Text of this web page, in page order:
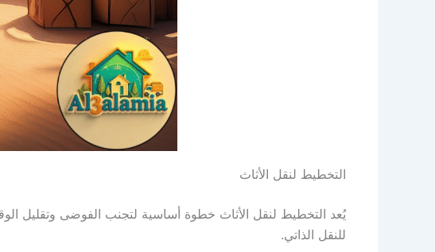
التخطيط لنقل الأثاث
يُعد التخطيط لنقل الأثاث خطوة أساسية لتجنب الفوضى وتقليل
للنقل الذاتي.